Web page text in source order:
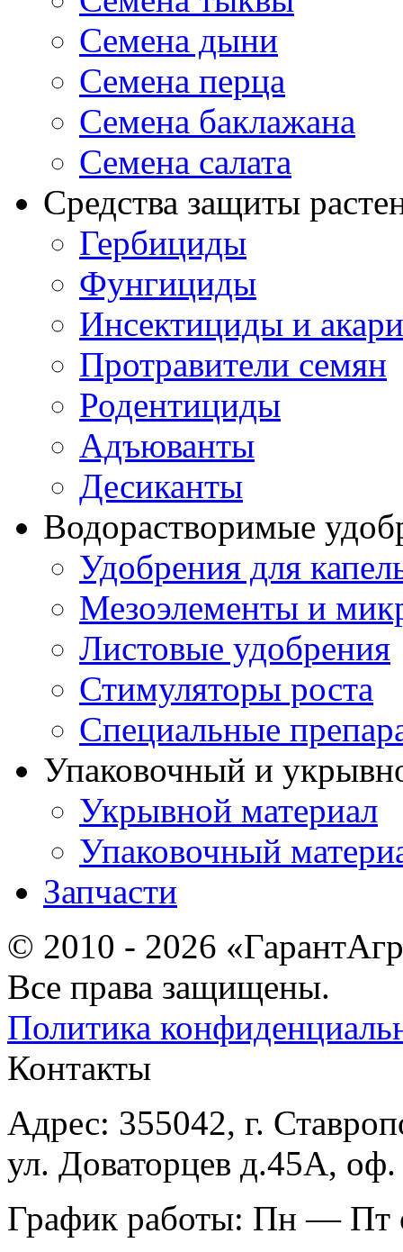
Семена дыни
Семена перца
Семена баклажана
Семена салата
Средства защиты
Гербициды
Фунгициды
Инсектициды и
Протравители семян
Родентициды
Адъюванты
Десиканты
Водорастворимые
Удобрения для
Мезоэлементы и
Листовые удобрения
Стимуляторы роста
Специальные
Упаковочный и
Укрывной материал
Упаковочный
Запчасти
© 2010 - 2026
Все права защищены.
Политика
Контакты
Адрес: 355042, г.
ул. Доваторцев д.45А,
График работы: Пн — Пт